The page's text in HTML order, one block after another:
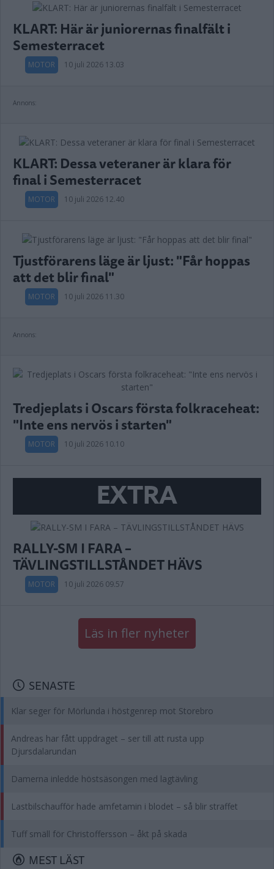
KLART: Här är juniorernas finalfält i
Semesterracet
MOTOR 10 juli 2026 13.03
Annons:
KLART: Dessa veteraner är klara för
final i Semesterracet
MOTOR 10 juli 2026 12.40
Tjustförarens läge är ljust: "Får hoppas
att det blir final"
MOTOR 10 juli 2026 11.30
Annons:
Tredjeplats i Oscars första folkraceheat:
"Inte ens nervös i starten"
MOTOR 10 juli 2026 10.10
EXTRA
RALLY-SM I FARA –
TÄVLINGSTILLSTÅNDET HÄVS
MOTOR 10 juli 2026 09.57
Läs in fler nyheter
SENASTE
Klar seger för Mörlunda i höstgenrep mot Storebro
Andreas har fått uppdraget – ser till att rusta upp
Djursdalarundan
Damerna inledde höstsäsongen med lagtävling
Lastbilschaufför hade amfetamin i blodet – så blir straffet
Tuff smäll för Christoffersson – åkt på skada
MEST LÄST